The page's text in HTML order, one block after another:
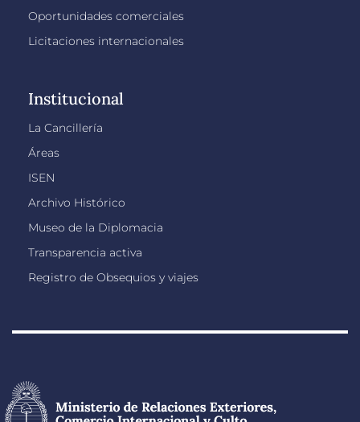
Oportunidades comerciales
Licitaciones internacionales
Institucional
La Cancillería
Áreas
ISEN
Archivo Histórico
Museo de la Diplomacia
Transparencia activa
Registro de Obsequios y viajes